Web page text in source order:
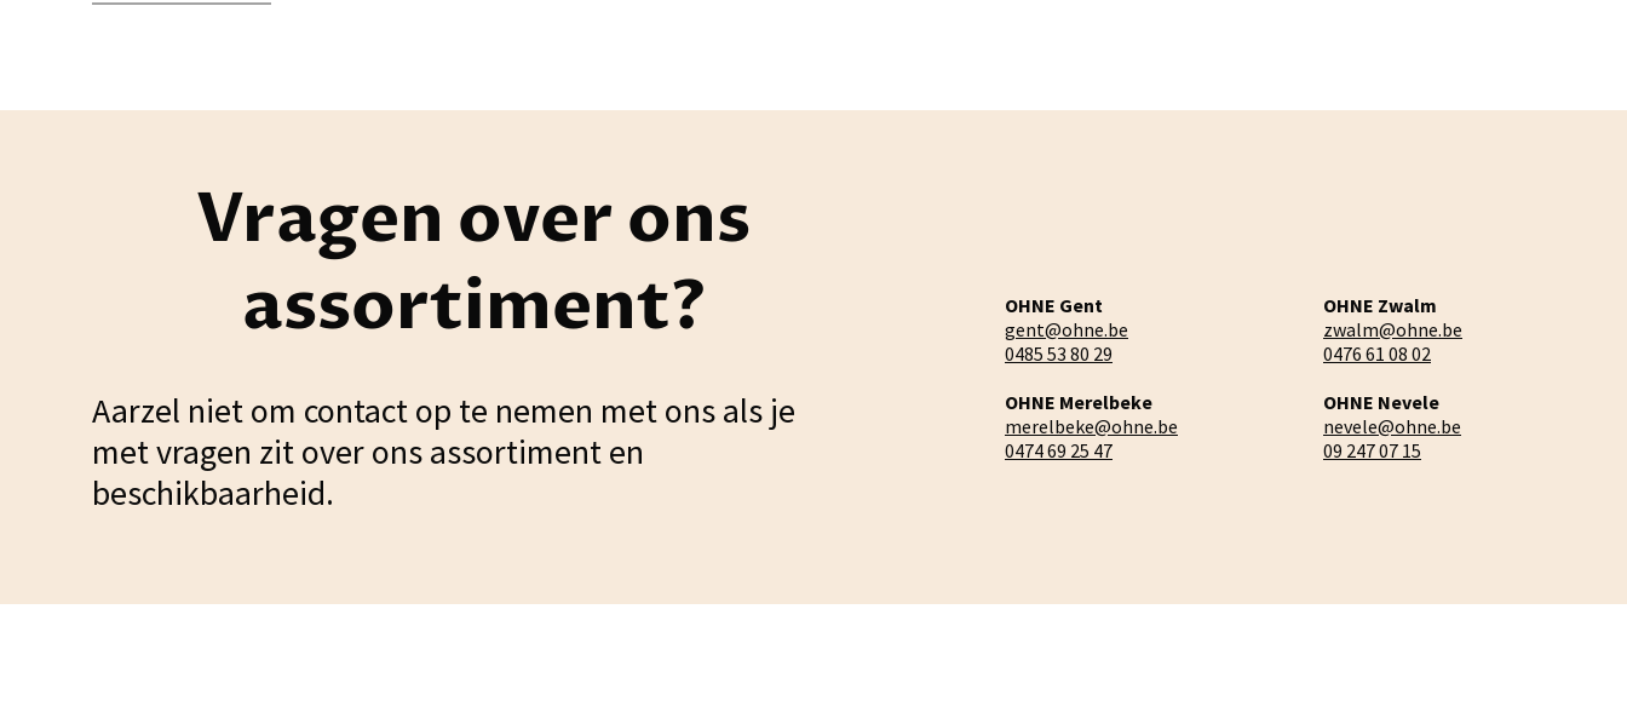
Vragen over ons
assortiment?
Aarzel niet om contact op te nemen met ons als je
met vragen zit over ons assortiment en
beschikbaarheid.
OHNE Gent
gent@ohne.be
0485 53 80 29
OHNE Merelbeke
merelbeke@ohne.be
0474 69 25 47
OHNE Zwalm
zwalm@ohne.be
0476 61 08 02
OHNE Nevele
nevele@ohne.be
09 247 07 15